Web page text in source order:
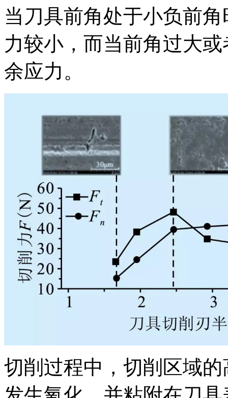
当刀具前角处于小负前
力较小，而当前角过大
余应力。
切削过程中，切削区域